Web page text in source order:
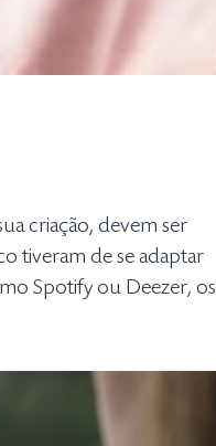
criação, devem ser
tiveram de se adaptar
Spotify ou Deezer, os